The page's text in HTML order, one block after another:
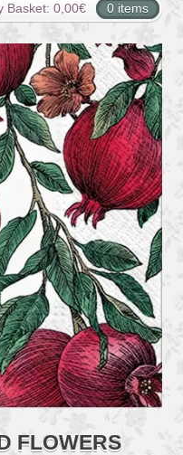
Basket: 0,00€ 0 items
FLOWERS